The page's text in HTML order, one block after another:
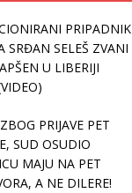
PRIPADNIK
SRĐAN SELEŠ ZVANI
U LIBERIJI
PRIJAVE PET
SUD OSUDIO
MAJU NA PET
A NE DILERE!